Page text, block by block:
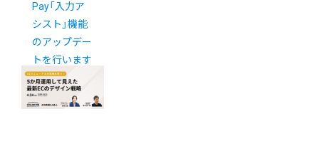
Pay「入力ア
シスト」機能
のアップデー
トを行います